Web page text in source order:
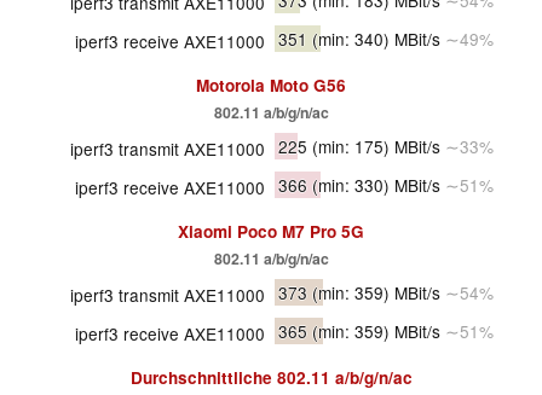
iperf3 receive AXE11000 351 (min: 340) MBit/s ∼49%
Motorola Moto G56
802.11 a/b/g/n/ac
iperf3 transmit AXE11000 225 (min: 175) MBit/s ∼33%
iperf3 receive AXE11000 366 (min: 330) MBit/s ∼51%
Xiaomi Poco M7 Pro 5G
802.11 a/b/g/n/ac
iperf3 transmit AXE11000 373 (min: 359) MBit/s ∼54%
iperf3 receive AXE11000 365 (min: 359) MBit/s ∼51%
Durchschnittliche 802.11 a/b/g/n/ac